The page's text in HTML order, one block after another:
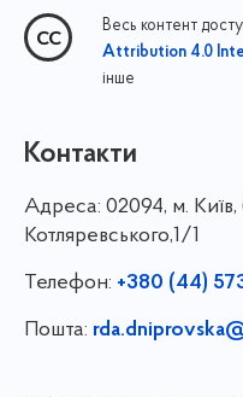
Весь контент
Attribution 4.0
інше
Контакти
Адреса: 02094, м. Київ,
Котляревського,1/1
Телефон: +380 (44)
Пошта: